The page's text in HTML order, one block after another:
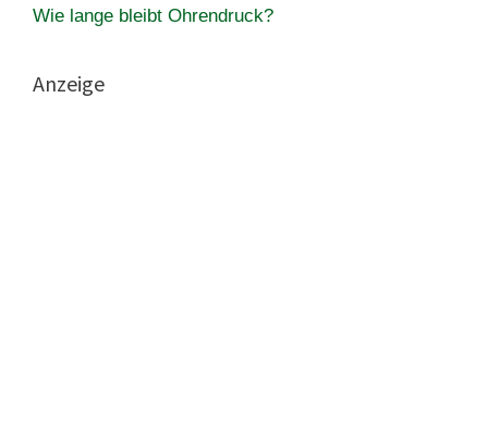
Wie lange bleibt Ohrendruck?
Anzeige